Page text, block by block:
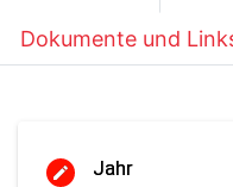
Dokumente und
Jahr